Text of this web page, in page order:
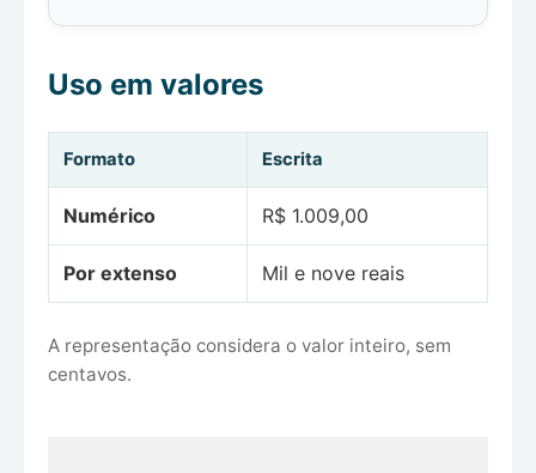
Uso em valores
Formato Escrita
Numérico R$ 1.009,00
Por extenso Mil e nove reais
A representação considera o valor inteiro, sem
centavos.